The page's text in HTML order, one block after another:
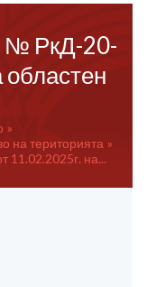
№ РкД-20-
областен
на територията
11.02.2025г. на...